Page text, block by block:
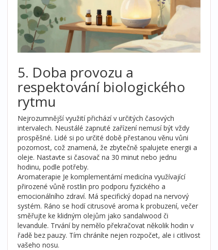
5. Doba provozu a
respektování biologického
rytmu
Nejrozumnější využití přichází v určitých časových
intervalech. Neustálé zapnuté zařízení nemusí být vždy
prospěšné. Lidé si po určité době přestanou věnu vůni
pozornost, což znamená, že zbytečně spalujete energii a
oleje. Nastavte si časovač na 30 minut nebo jednu
hodinu, podle potřeby.
Aromaterapie Je komplementární medicína využívající
přirozené vůně rostlin pro podporu fyzického a
emocionálního zdraví. Má specifický dopad na nervový
systém. Ráno se hodí citrusové aroma k probuzení, večer
směřujte ke klidným olejům jako sandalwood či
levandule. Trvání by nemělo překračovat několik hodin v
řadě bez pauzy. Tím chráníte nejen rozpočet, ale i citlivost
vašeho nosu.